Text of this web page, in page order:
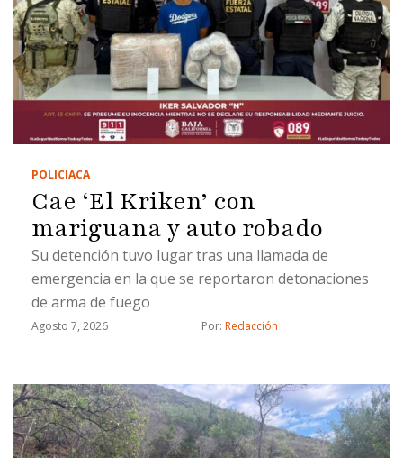
POLICIACA
Cae ‘El Kriken’ con
mariguana y auto robado
Su detención tuvo lugar tras una llamada de
emergencia en la que se reportaron detonaciones
de arma de fuego
Agosto 7, 2026 Por: Redacción